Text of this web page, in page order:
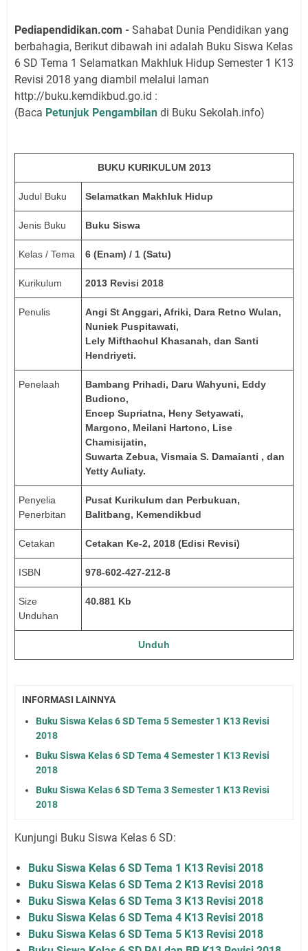
Pediapendidikan.com - Sahabat Dunia Pendidikan yang
berbahagia, Berikut dibawah ini adalah Buku Siswa Kelas
6 SD Tema 1 Selamatkan Makhluk Hidup Semester 1 K13
Revisi 2018 yang diambil melalui laman
http://buku.kemdikbud.go.id :
(Baca Petunjuk Pengambilan di Buku Sekolah.info)
BUKU KURIKULUM 2013
Judul Buku Selamatkan Makhluk Hidup
Jenis Buku Buku Siswa
Kelas / Tema 6 (Enam) / 1 (Satu)
Kurikulum 2013 Revisi 2018
Penulis
Angi St Anggari, Afriki, Dara Retno Wulan,
Nuniek Puspitawati,
Lely Mifthachul Khasanah, dan Santi
Hendriyeti.
Penelaah
Bambang Prihadi, Daru Wahyuni, Eddy
Budiono,
Encep Supriatna, Heny Setyawati,
Margono, Meilani Hartono, Lise
Chamisijatin,
Suwarta Zebua, Vismaia S. Damaianti , dan
Yetty Auliaty.
Penyelia
Penerbitan
Pusat Kurikulum dan Perbukuan,
Balitbang, Kemendikbud
Cetakan Cetakan Ke-2, 2018 (Edisi Revisi)
ISBN 978-602-427-212-8
Size
Unduhan
40.881 Kb
Unduh
INFORMASI LAINNYA
Buku Siswa Kelas 6 SD Tema 5 Semester 1 K13 Revisi
2018
Buku Siswa Kelas 6 SD Tema 4 Semester 1 K13 Revisi
2018
Buku Siswa Kelas 6 SD Tema 3 Semester 1 K13 Revisi
2018
Kunjungi Buku Siswa Kelas 6 SD:
Buku Siswa Kelas 6 SD Tema 1 K13 Revisi 2018
Buku Siswa Kelas 6 SD Tema 2 K13 Revisi 2018
Buku Siswa Kelas 6 SD Tema 3 K13 Revisi 2018
Buku Siswa Kelas 6 SD Tema 4 K13 Revisi 2018
Buku Siswa Kelas 6 SD Tema 5 K13 Revisi 2018